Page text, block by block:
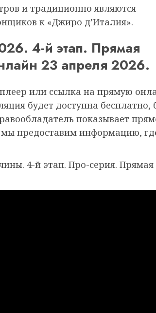
и традиционно являются
к «Джиро д’Италия».
4-й этап. Прямая
23 апреля 2026.
или ссылка на прямую
будет доступна бесплатно,
показывает
предоставим информацию,
4-й этап. Про-серия. Прямая